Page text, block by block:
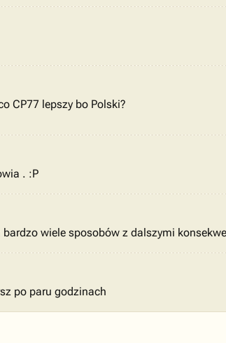
CP77 lepszy bo Polski?
. :P
wiele sposobów z dalszymi
po paru godzinach